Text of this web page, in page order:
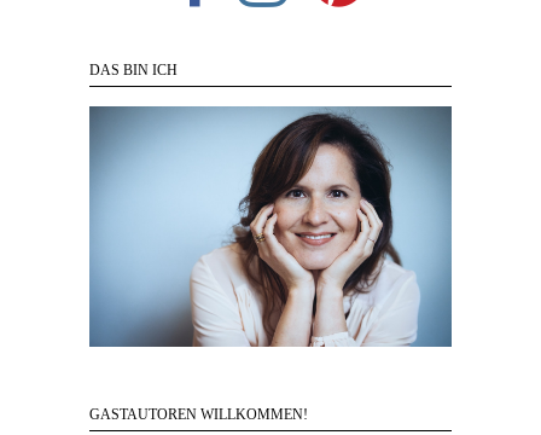
DAS BIN ICH
GASTAUTOREN WILLKOMMEN!